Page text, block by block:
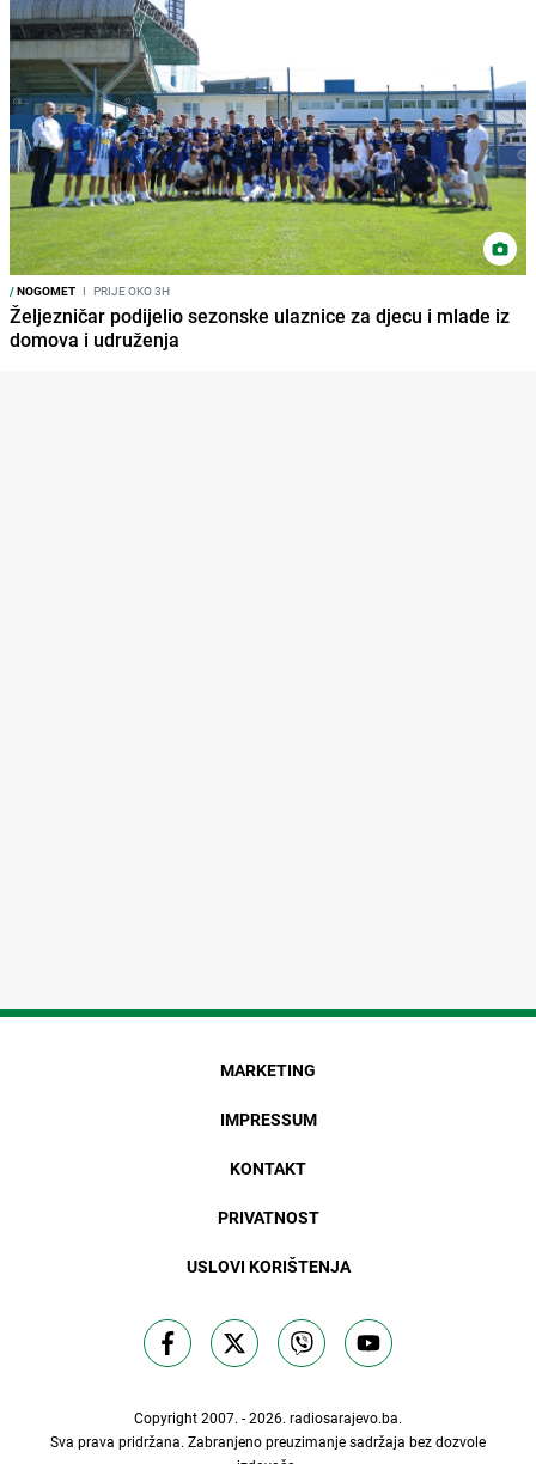
/NOGOMET I PRIJE OKO 3H
Željezničar podijelio sezonske ulaznice za djecu i mlade iz
domova i udruženja
MARKETING
IMPRESSUM
KONTAKT
PRIVATNOST
USLOVI KORIŠTENJA
Copyright 2007. - 2026. radiosarajevo.ba.
Sva prava pridržana. Zabranjeno preuzimanje sadržaja bez dozvole